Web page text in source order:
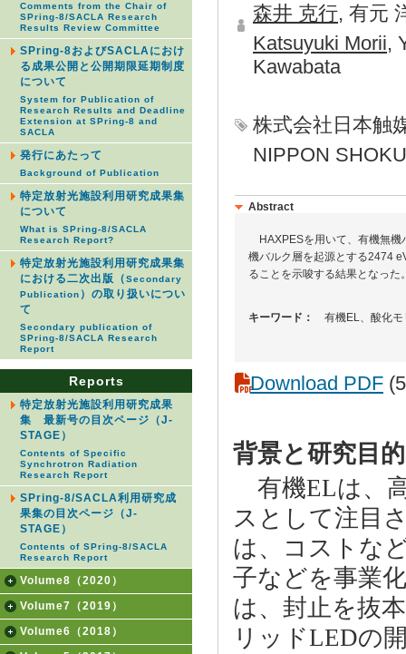
Comments from the Chair of
SPring-8/SACLA Research
Results Review Committee
SPring-8およびSACLAにおけ
る成果公開と公開期限延期制度
について
System for Publication of
Research Results and Deadline
Extension at SPring-8 and
SACLA
発行にあたって
Background of Publication
特定放射光施設利用研究成果集
について
What is SPring-8/SACLA
Research Report?
特定放射光施設利用研究成果集
における二次出版（Secondary
Publication ）の取り扱いについ
て
Secondary publication of
SPring-8/SACLA Research
Report
Reports
特定放射光施設利用研究成果
集 最新号の目次ページ（J-
STAGE）
Contents of Specific
Synchrotron Radiation
Research Report
SPring-8/SACLA利用研究成
果集の目次ページ（J-
STAGE）
Contents of SPring-8/SACLA
Research Report
Volume8（2020）
Volume7（2019）
Volume6（2018）
森井 克行, 有元
Katsuyuki Morii,
Kawabata
株式会社日本触
NIPPON
Abstract
HAXPESを用いて、有機無機
機バルク層を起源とする2474
ることを示唆する結果となった
キーワード： 有機EL、酸化モ
Download PDF
背景と研究目
有機ELは、
スとして注目
は、コストな
子などを事業
は、封止を抜
リッドLEDの